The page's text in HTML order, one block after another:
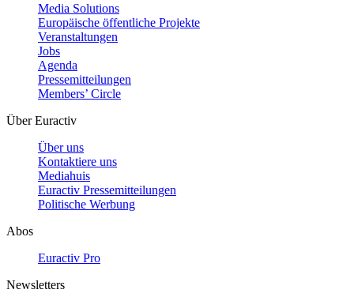
Media Solutions
Europäische öffentliche Projekte
Veranstaltungen
Jobs
Agenda
Pressemitteilungen
Members’ Circle
Über Euractiv
Über uns
Kontaktiere uns
Mediahuis
Euractiv Pressemitteilungen
Politische Werbung
Abos
Euractiv Pro
Newsletters